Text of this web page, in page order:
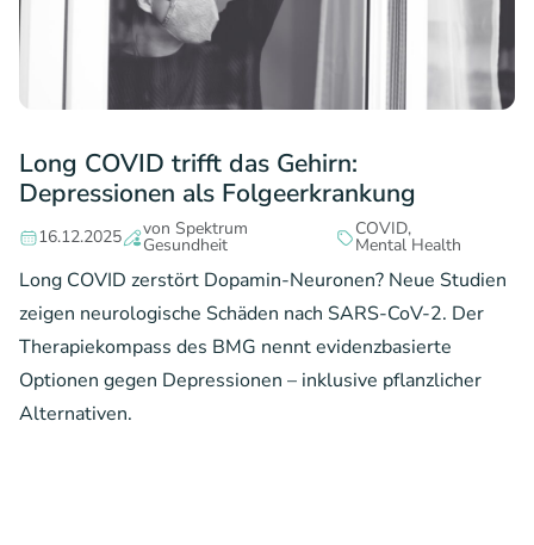
Long COVID trifft das Gehirn:
Depressionen als Folgeerkrankung
16.12.2025 von Spektrum
Gesundheit
COVID
Mental Health
Long COVID zerstört Dopamin-Neuronen? Neue Studien
zeigen neurologische Schäden nach SARS-CoV-2. Der
Therapiekompass des BMG nennt evidenzbasierte
Optionen gegen Depressionen – inklusive pflanzlicher
Alternativen.